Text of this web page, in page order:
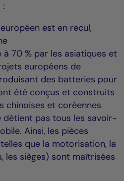
:
est en recul,
70 % par les asiatiques et
européens de
des batteries pour
été conçus et construits
chinoises et coréennes
détient pas tous les savoir-
Ainsi, les pièces
que la motorisation, la
les sièges) sont maîtrisées